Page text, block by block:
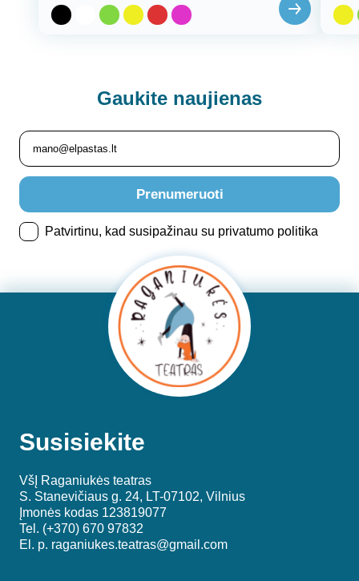
Gaukite naujienas
Prenumeruoti
Patvirtinu, kad susipažinau su privatumo politika
Susisiekite
VšĮ Raganiukės teatras
S. Stanevičiaus g. 24, LT-07102, Vilnius
Įmonės kodas 123819077
Tel. (+370) 670 97832
El. p. raganiukes.teatras@gmail.com